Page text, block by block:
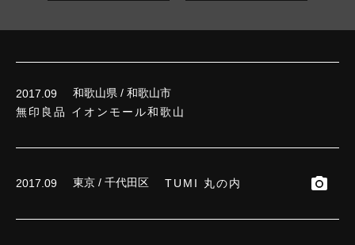
2017.09
和歌山県 / 和歌山市
無印良品 イオンモール和歌山
2017.09 東京 / 千代田区 TUMI 丸の内